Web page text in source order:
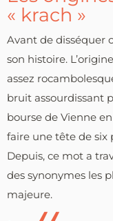
« krach »
Avant de disséquer
son histoire.
assez
bruit assourdissant
bourse de Vienne
faire une tête de six
Depuis, ce mot a
des synonymes les
majeure.